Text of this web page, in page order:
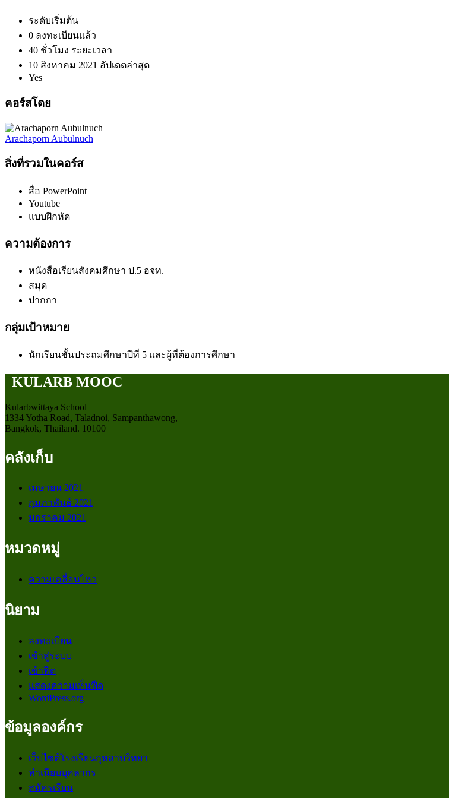
ระดับเริ่มต้น
0 ลงทะเบียนแล้ว
40 ชั่วโมง ระยะเวลา
10 สิงหาคม 2021 อัปเดตล่าสุด
Yes
คอร์สโดย
Arachaporn Aubulnuch
สิ่งที่รวมในคอร์ส
สื่อ PowerPoint
Youtube
แบบฝึกหัด
ความต้องการ
หนังสือเรียนสังคมศึกษา ป.5 อจท.
สมุด
ปากกา
กลุ่มเป้าหมาย
นักเรียนชั้นประถมศึกษาปีที่ 5 และผู้ที่ต้องการศึกษา
KULARB MOOC
Kularbwittaya School
1334 Yotha Road, Taladnoi, Sampanthawong,
Bangkok, Thailand. 10100
คลังเก็บ
เมษายน 2021
กุมภาพันธ์ 2021
มกราคม 2021
หมวดหมู่
ความเคลื่อนไหว
นิยาม
ลงทะเบียน
เข้าสู่ระบบ
เข้าฟีด
แสดงความเห็นฟีด
WordPress.org
ข้อมูลองค์กร
เว็บไซต์โรงเรียนกุหลาบวิทยา
ทำเนียบบุคลากร
สมัครเรียน